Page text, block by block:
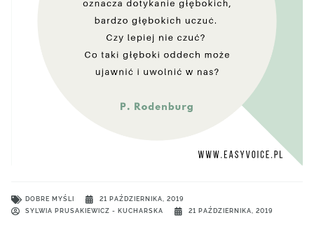
DOBRE MYŚLI
21 PAŹDZIERNIKA, 2019
SYLWIA PRUSAKIEWICZ - KUCHARSKA
21 PAŹDZIERNIKA, 2019